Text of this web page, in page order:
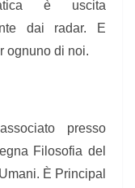
è uscita
dai radar. E
ognuno di noi.
presso
Filosofia del
È Principal